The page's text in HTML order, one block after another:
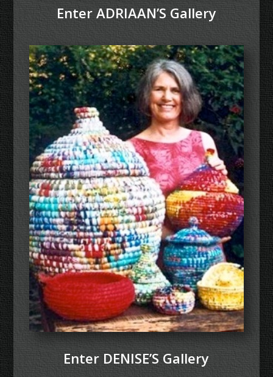
Enter ADRIAAN’S Gallery
Enter DENISE’S Gallery